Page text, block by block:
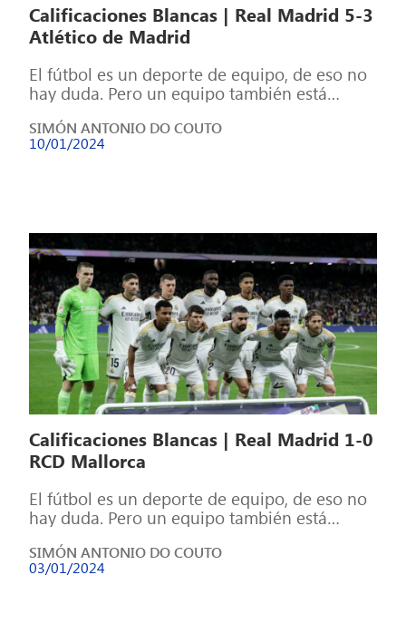
Calificaciones Blancas | Real Madrid 5-3
Atlético de Madrid
El fútbol es un deporte de equipo, de eso no
hay duda. Pero un equipo también está
SIMÓN ANTONIO DO COUTO
10/01/2024
Calificaciones Blancas | Real Madrid 1-0
RCD Mallorca
El fútbol es un deporte de equipo, de eso no
hay duda. Pero un equipo también está
SIMÓN ANTONIO DO COUTO
03/01/2024